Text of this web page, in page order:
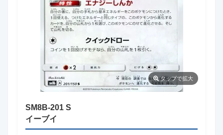
タップで拡大
SM8B-201 S
イーブイ